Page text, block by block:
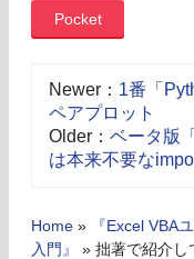
Pocket
Newer： 1番「
ペアプロット
Older： ベータ版
は本来不要な
Home »
『Excel VBA
入門』
» 拙著で紹介し